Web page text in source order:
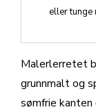
Malerlerretet
grunnmalt og
sømfrie
eller tunge